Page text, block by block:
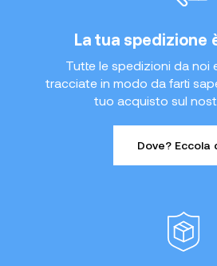
La tua spedizione
Tutte le spedizioni da noi
tracciate in modo da farti
tuo acquisto sul
Dove? Eccola